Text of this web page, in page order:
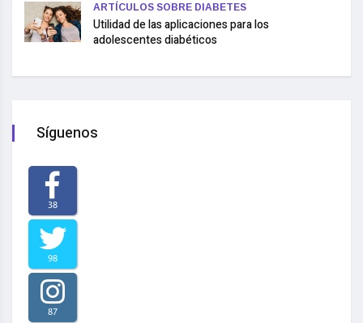
ARTÍCULOS SOBRE DIABETES
Utilidad de las aplicaciones para los
adolescentes diabéticos
Síguenos
38
98
87